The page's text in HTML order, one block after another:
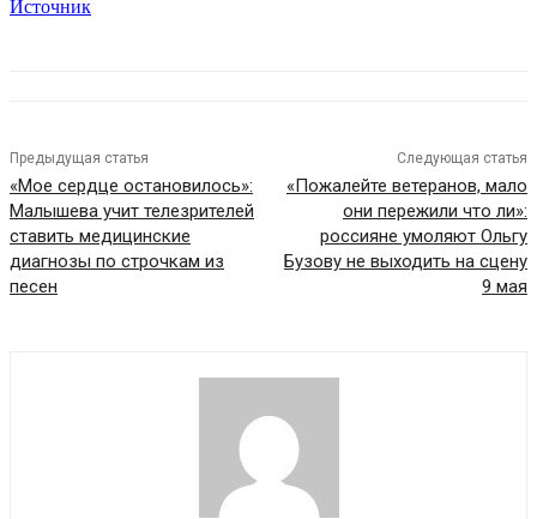
Источник
Предыдущая статья
«Мое сердце остановилось»:
Малышева учит телезрителей
ставить медицинские
диагнозы по строчкам из
песен
Следующая статья
«Пожалейте ветеранов, мало
они пережили что ли»:
россияне умоляют Ольгу
Бузову не выходить на сцену
9 мая